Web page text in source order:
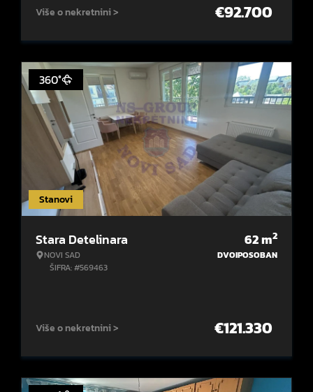
Više o nekretnini > €92.700
Stanovi
360°
Stara Detelinara
NOVI SAD
ŠIFRA: #569463
62m2
DVOIPOSOBAN
Više o nekretnini > €121.330